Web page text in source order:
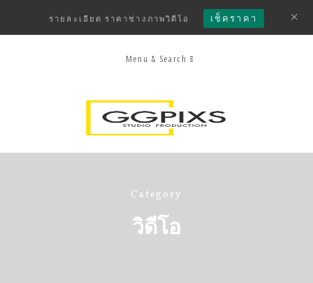
รายละเอียด ราคาช่างภาพวิดีโอ เช็คราคา
Menu & Search
Category
วิดีโอ